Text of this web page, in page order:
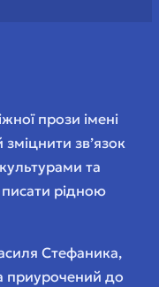
прози імені
зв’язок
та
рідною
Стефаника,
приурочений до